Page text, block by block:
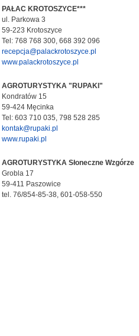
PAŁAC KROTOSZYCE***
ul. Parkowa 3
59-223 Krotoszyce
Tel: 768 768 300, 668 392 096
recepcja@palackrotoszyce.pl
www.palackrotoszyce.pl
AGROTURYSTYKA "RUPAKI"
Kondratów 15
59-424 Męcinka
Tel: 603 710 035, 798 528 285
kontak@rupaki.pl
www.rupaki.pl
AGROTURYSTYKA Słoneczne Wzgórze
Grobla 17
59-411 Paszowice
tel. 76/854-85-38, 601-058-550